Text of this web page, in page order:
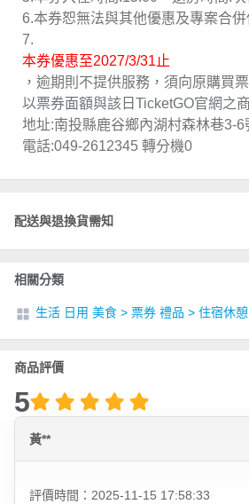
6.本券恕無法與其他優惠及專案合併
7.
本券優惠至2027/3/31止
，逾期則不提供服務，須向原購買
以票券面額與該日TicketGO官網之
地址:南投縣鹿谷鄉內湖村森林巷
電話:049-2612345 轉分機0
配送與退換貨需知
相關分類
生活 日用 美食 > 票券 禮品 > 住宿休憩
商品評價
5
黃**
評價時間：2025-11-15 17:58:33